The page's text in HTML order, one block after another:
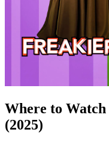
Where to Watch
(2025)